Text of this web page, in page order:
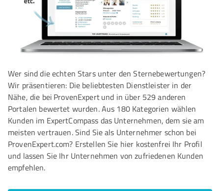
Wer sind die echten Stars unter den Sternebewertungen?
Wir präsentieren: Die beliebtesten Dienstleister in der
Nähe, die bei ProvenExpert und in über 529 anderen
Portalen bewertet wurden. Aus 180 Kategorien wählen
Kunden im ExpertCompass das Unternehmen, dem sie am
meisten vertrauen. Sind Sie als Unternehmer schon bei
ProvenExpert.com? Erstellen Sie hier kostenfrei Ihr Profil
und lassen Sie Ihr Unternehmen von zufriedenen Kunden
empfehlen.